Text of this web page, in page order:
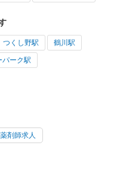
つくし野駅 鶴川駅
パーク駅
剤師求人